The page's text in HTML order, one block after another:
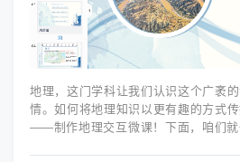
地理，这门学科让我们认识这个广袤
情。如何将地理知识以更有趣的方式
——制作地理交互微课！下面，咱们就